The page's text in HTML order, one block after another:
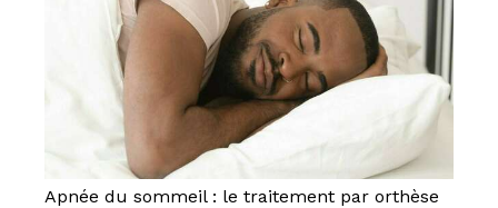
Apnée du sommeil : le traitement par orthèse